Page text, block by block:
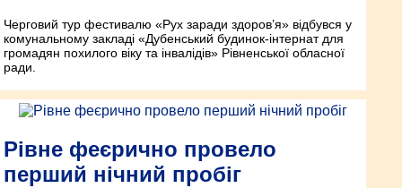
Черговий тур фестивалю «Рух заради здоров’я» відбувся у
комунальному закладі «Дубенський будинок-інтернат для
громадян похилого віку та інвалідів» Рівненської обласної
ради.
Рівне феєрично провело
перший нічний пробіг